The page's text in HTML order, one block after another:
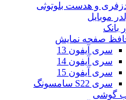
و هدست بلوتوثی
موبایل
بانک
صفحه نمایش
سری آیفون 13
سری آیفون 14
سری آیفون 15
سری S22 سامسونگ
گوشی